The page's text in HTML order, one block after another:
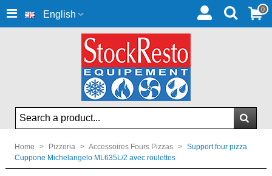
English 0
Home > Pizzeria > Accessoires Fours Pizzas > Support four pizza
Cuppone Michelangelo ML635L/2 avec roulettes